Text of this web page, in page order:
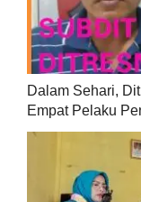
Dalam Sehari,
Empat Pelaku